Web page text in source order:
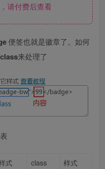
请付费后查看
便签也就是徽章了。如何
class来处理了
式 class
样式